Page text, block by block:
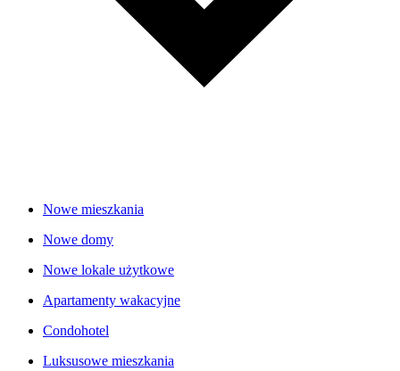
Nowe mieszkania
Nowe domy
Nowe lokale użytkowe
Apartamenty wakacyjne
Condohotel
Luksusowe mieszkania